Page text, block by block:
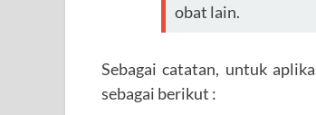
obat lain.
Sebagai catatan, untuk
sebagai berikut :